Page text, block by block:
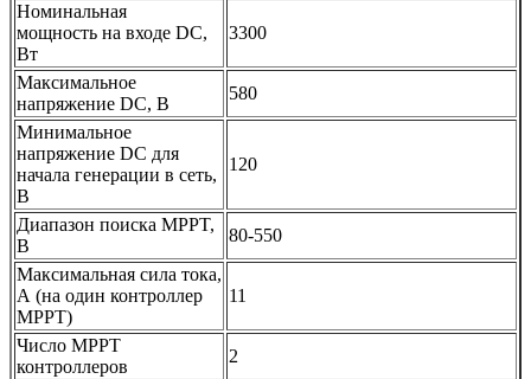
Номинальная
мощность на входе DC,
Вт
3300
Максимальное
напряжение DC, В
580
Минимальное
напряжение DC для
начала генерации в сеть,
В
120
Диапазон поиска MPPT,
В
80-550
Максимальная сила тока,
А (на один контроллер
МРРТ)
11
Число MPPТ
контроллеров
2